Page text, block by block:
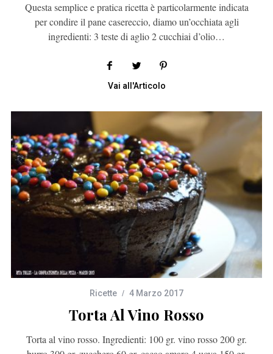
Questa semplice e pratica ricetta è particolarmente indicata
per condire il pane casereccio, diamo un’occhiata agli
ingredienti: 3 teste di aglio 2 cucchiai d’olio…
Vai all'Articolo
Ricette 4 Marzo 2017
Torta Al Vino Rosso
Torta al vino rosso. Ingredienti: 100 gr. vino rosso 200 gr.